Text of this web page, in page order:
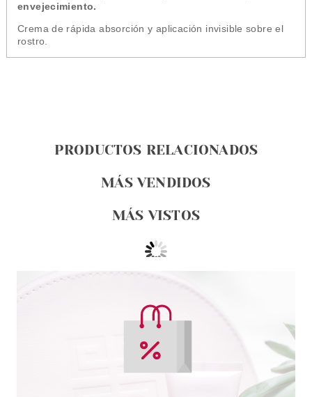
envejecimiento.
Crema de rápida absorción y aplicación invisible sobre el
rostro.
PRODUCTOS RELACIONADOS
MÁS VENDIDOS
MÁS VISTOS